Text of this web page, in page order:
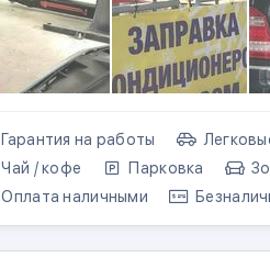
Гарантия на работы
Чай / кофе
Парковка
Оплата наличными